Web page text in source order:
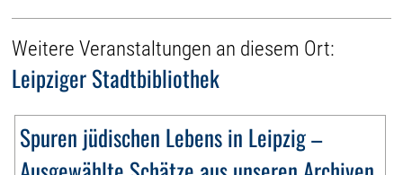
Weitere Veranstaltungen an diesem Ort:
Leipziger Stadtbibliothek
Spuren jüdischen Lebens in Leipzig –